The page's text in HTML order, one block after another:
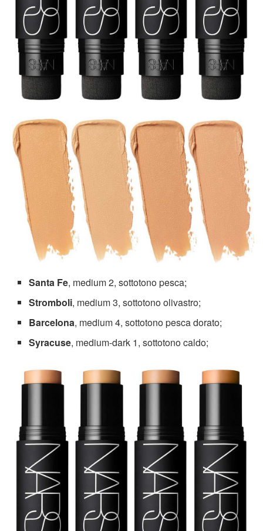
Santa Fe, medium 2, sottotono pesca;
Stromboli, medium 3, sottotono olivastro;
Barcelona, medium 4, sottotono pesca dorato;
Syracuse, medium-dark 1, sottotono caldo;